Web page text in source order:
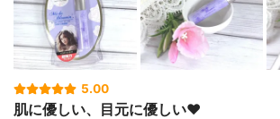
5.00
肌に優しい、目元に優しい❤️